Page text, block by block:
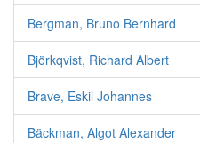
Bergman, Bruno Bernhard
Björkqvist, Richard Albert
Brave, Eskil Johannes
Bäckman, Algot Alexander